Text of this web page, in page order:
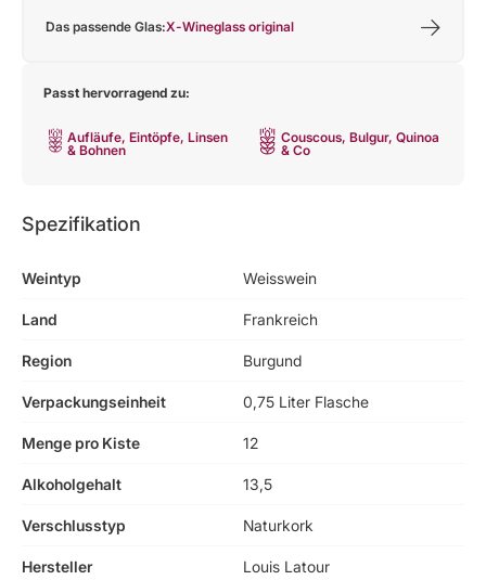
Das passende Glas:X-Wineglass original
Passt hervorragend zu:
Aufläufe, Eintöpfe, Linsen
& Bohnen
Couscous, Bulgur, Quinoa
& Co
Spezifikation
Weintyp Weisswein
Land Frankreich
Region Burgund
Verpackungseinheit 0,75 Liter Flasche
Menge pro Kiste 12
Alkoholgehalt 13,5
Verschlusstyp Naturkork
Hersteller Louis Latour